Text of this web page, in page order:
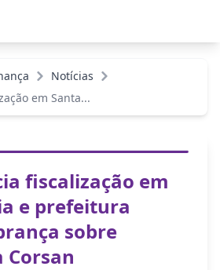
Notícias
em Santa...
fiscalização em
e prefeitura
sobre
Corsan